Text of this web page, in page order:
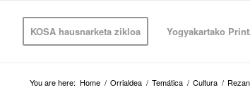
KOSA hausnarketa zikloa Yogyakartako
You are here: Home / Orrialdea / Temática / Cultura /